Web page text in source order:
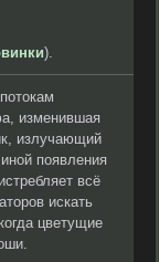
).
изменившая
излучающий
появления
всё
искать
цветущие